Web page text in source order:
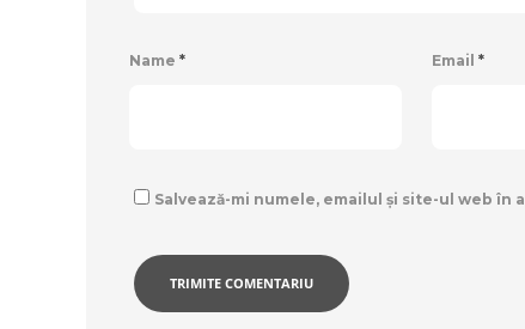
Name * Email *
Salvează-mi numele, emailul și site-ul web